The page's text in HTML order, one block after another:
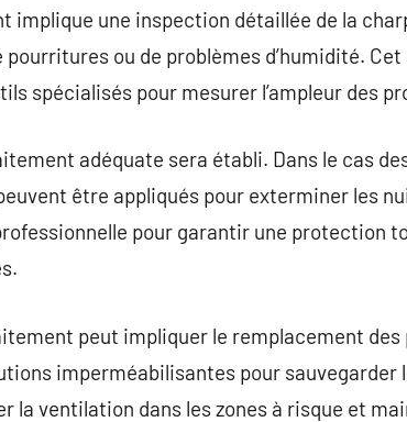
implique une inspection détaillée de la
pourritures ou de problèmes d’humidité.
spécialisés pour mesurer l’ampleur des
adéquate sera établi. Dans le cas
être appliqués pour exterminer les
pour garantir une protection
peut impliquer le remplacement
imperméabilisantes pour
la ventilation dans les zones à risque et